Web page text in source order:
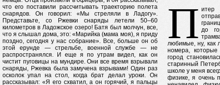
что его поставили рассчитывать траекторию полета
снарядов. Он говорил: «Мы стреляли в Ладогу».
Представьте, со Ржевки снаряды летели 50–60
километров в Ладожское озеро! Батя был молчун, все,
что я слышал дома, это: «Марийка (мама моя), я приду
поздно, сегодня у нас собрание». Все, больше он об
этой ерунде — стрельбе, военной службе — не
распространялся. И еще я по утрам видел, как он
чистит пуговицы на мундире. Они все время взрывали
снаряды, Ржевка была замучена взрывами! Один раз
осколок упал на стол, когда брат делал уроки. Он
рассказывал: «Я его схватил, а он горячий, я пальцы
П до
любимые, ну,
номера,
город
старинный
школе у меня
физике, я очень